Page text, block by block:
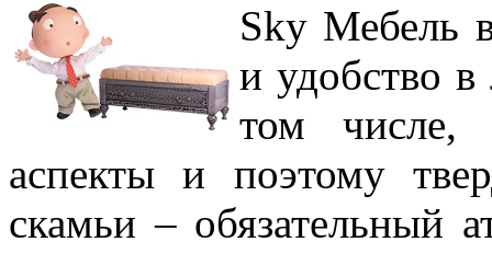
Sky Мебель
и удобство
том
аспекты и поэтому
скамьи – обязательный